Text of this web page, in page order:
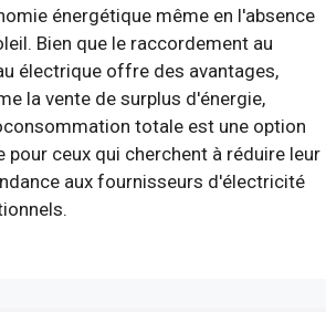
énergétique même en l'absence
Bien que le raccordement au
électrique offre des avantages,
la vente de surplus d'énergie,
totale est une option
pour ceux qui cherchent à réduire leur
aux fournisseurs d'électricité